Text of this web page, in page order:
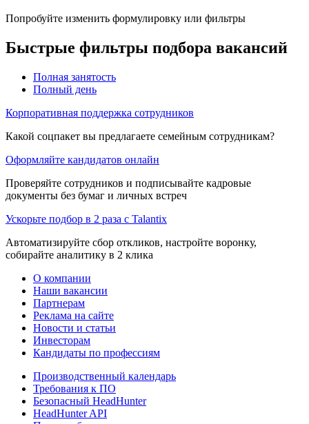
Попробуйте изменить формулировку или фильтры
Быстрые фильтры подбора вакансий
Полная занятость
Полный день
Корпоративная поддержка сотрудников
Какой соцпакет вы предлагаете семейным сотрудникам?
Оформляйте кандидатов онлайн
Проверяйте сотрудников и подписывайте кадровые
документы без бумаг и личных встреч
Ускорьте подбор в 2 раза с Talantix
Автоматизируйте сбор откликов, настройте воронку,
собирайте аналитику в 2 клика
О компании
Наши вакансии
Партнерам
Реклама на сайте
Новости и статьи
Инвесторам
Кандидаты по профессиям
Производственный календарь
Требования к ПО
Безопасный HeadHunter
HeadHunter API